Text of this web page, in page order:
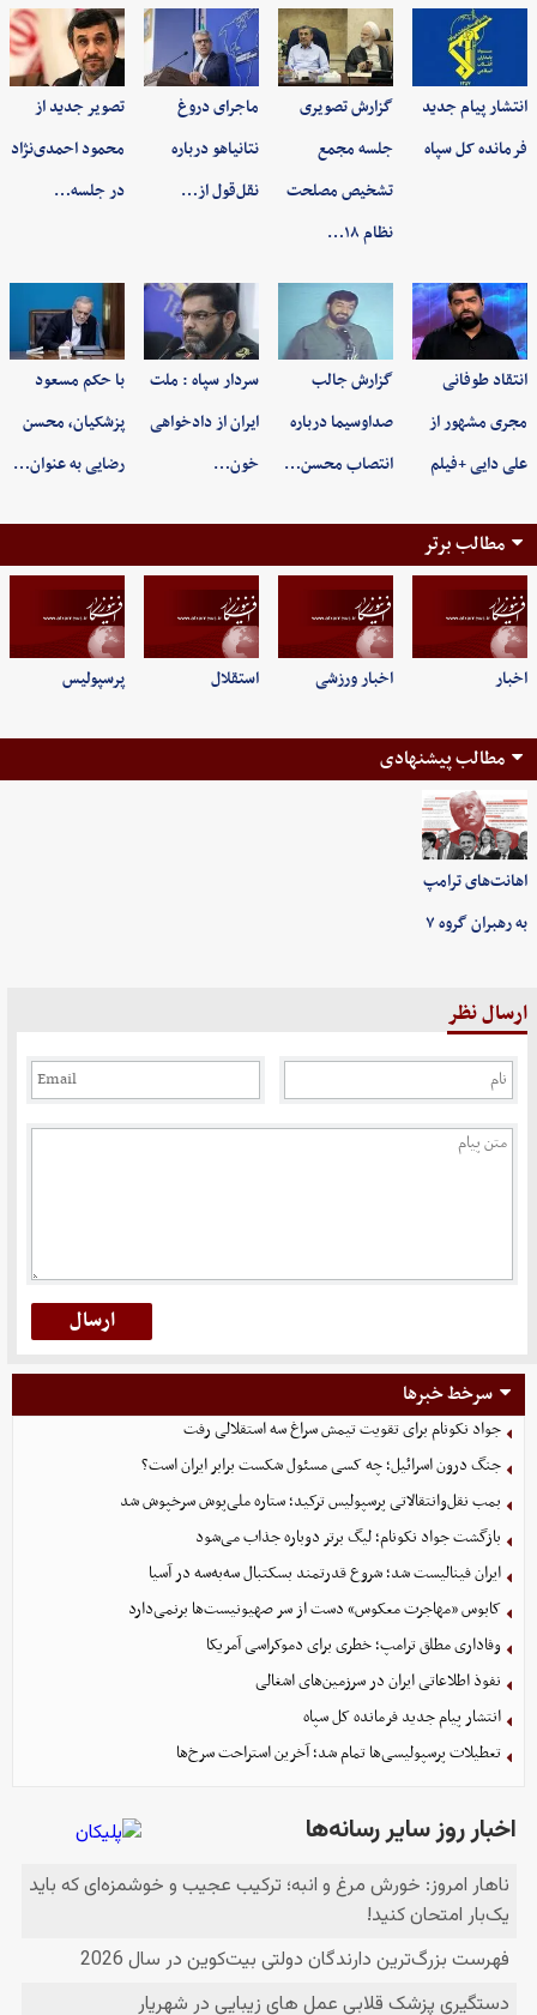
انتشار پیام جدید
فرمانده کل سپاه
گزارش تصویری
جلسه مجمع
تشخیص مصلحت
نظام ۱۸…
ماجرای دروغ
نتانیاهو درباره
نقل‌قول از…
تصویر جدید از
محمود احمدی‌نژاد
در جلسه…
انتقاد طوفانی
مجری مشهور از
علی دایی +فیلم
گزارش جالب
صداوسیما درباره
انتصاب محسن…
سردار سپاه : ملت
ایران از دادخواهی
خون…
با حکم مسعود
پزشکیان، محسن
رضایی به عنوان…
مطالب برتر
اخبار اخبار ورزشی استقلال پرسپولیس
مطالب پیشنهادی
اهانت‌های ترامپ
به رهبران گروه ۷
ارسال نظر
سرخط خبرها
جواد نکونام برای تقویت تیمش سراغ سه استقلالی رفت
جنگ درون اسرائیل؛ چه کسی مسئول شکست برابر ایران است؟
بمب نقل‌وانتقالاتی پرسپولیس ترکید؛ ستاره ملی‌پوش سرخپوش شد
بازگشت جواد نکونام؛ لیگ برتر دوباره جذاب می‌شود
ایران فینالیست شد؛ شروع قدرتمند بسکتبال سه‌به‌سه در آسیا
کابوس «مهاجرت معکوس» دست از سر صهیونیست‌ها برنمی‌دارد
وفاداری مطلق ترامپ؛ خطری برای دموکراسی آمریکا
نفوذ اطلاعاتی ایران در سرزمین‌های اشغالی
انتشار پیام جدید فرمانده کل سپاه
تعطیلات پرسپولیسی‌ها تمام شد؛ آخرین استراحت سرخ‌ها